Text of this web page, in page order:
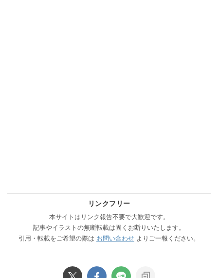
リンクフリー
本サイトはリンク報告不要で大歓迎です。
記事やイラストの無断転載は固くお断りいたします。
引用・転載をご希望の際は お問い合わせ よりご一報ください。